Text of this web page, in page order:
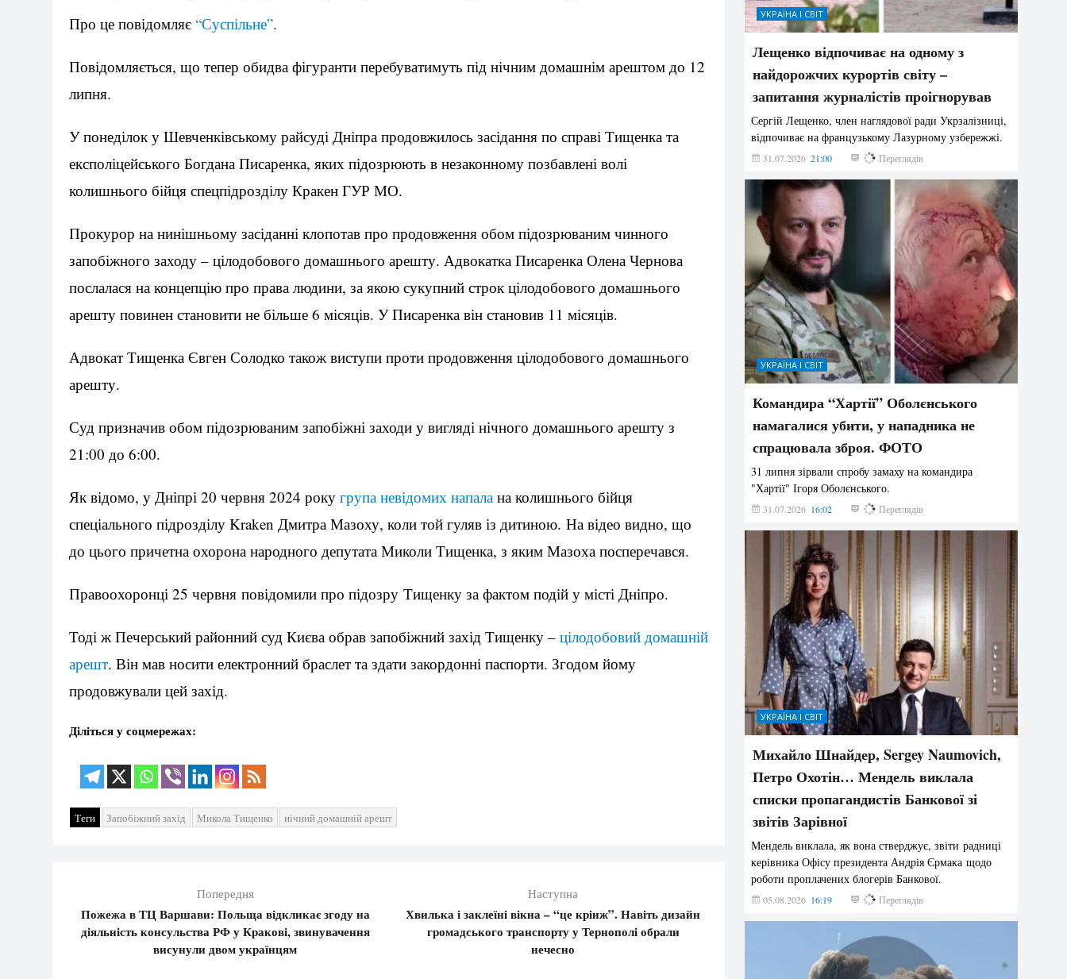
Про це повідомляє “Суспільне”.
Повідомляється, що тепер обидва фігуранти перебуватимуть під нічним домашнім арештом до 12
липня.
У понеділок у Шевченківському райсуді Дніпра продовжилось засідання по справі Тищенка та
експоліцейського Богдана Писаренка, яких підозрюють в незаконному позбавлені волі
колишнього бійця спецпідрозділу Кракен ГУР МО.
Прокурор на нинішньому засіданні клопотав про продовження обом підозрюваним чинного
запобіжного заходу – цілодобового домашнього арешту. Адвокатка Писаренка Олена Чернова
послалася на концепцію про права людини, за якою сукупний строк цілодобового домашнього
арешту повинен становити не більше 6 місяців. У Писаренка він становив 11 місяців.
Адвокат Тищенка Євген Солодко також виступи проти продовження цілодобового домашнього
арешту.
Суд призначив обом підозрюваним запобіжні заходи у вигляді нічного домашнього арешту з
21:00 до 6:00.
Як відомо, у Дніпрі 20 червня 2024 року група невідомих напала на колишнього бійця
спеціального підрозділу Kraken Дмитра Мазоху, коли той гуляв із дитиною. На відео видно, що
до цього причетна охорона народного депутата Миколи Тищенка, з яким Мазоха посперечався.
Правоохоронці 25 червня повідомили про підозру Тищенку за фактом подій у місті Дніпро.
Тоді ж Печерський районний суд Києва обрав запобіжний захід Тищенку – цілодобовий домашній
арешт. Він мав носити електронний браслет та здати закордонні паспорти. Згодом йому
продовжували цей захід.
Діліться у соцмережах:
Теги Запобіжний захід Микола Тищенко нічний домашній арешт
Попередня
Пожежа в ТЦ Варшави: Польща відкликає згоду на
діяльність консульства РФ у Кракові, звинувачення
висунули двом українцям
Наступна
Хвилька і заклеїні вікна – “це крінж”. Навіть дизайн
громадського транспорту у Тернополі обрали
нечесно
УКРАЇНА І СВІТ
Лещенко відпочиває на одному з
найдорожчих курортів світу –
запитання журналістів проігнорував
Сергій Лещенко, член наглядової ради Укрзалізниці,
відпочиває на французькому Лазурному узбережжі.
31.07.2026 21:00 211 Переглядів
УКРАЇНА І СВІТ
Командира “Хартії” Оболєнського
намагалися убити, у нападника не
спрацювала зброя. ФОТО
31 липня зірвали спробу замаху на командира
"Хартії" Ігоря Оболєнського.
31.07.2026 16:02 194 Переглядів
УКРАЇНА І СВІТ
Михайло Шнайдер, Sergey Naumovich,
Петро Охотін… Мендель виклала
списки пропагандистів Банкової зі
звітів Зарівної
Мендель виклала, як вона стверджує, звіти радниці
керівника Офісу президента Андрія Єрмака щодо
роботи проплачених блогерів Банкової.
05.08.2026 16:19 193 Переглядів